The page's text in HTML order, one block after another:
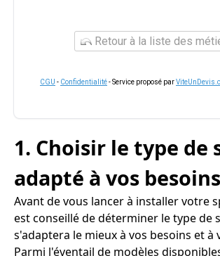
Retour à la liste des
CGU - Confidentialité- Service proposé par
1. Choisir le type de
adapté à vos besoins
Avant de vous lancer à installer votre
est conseillé de déterminer le type de
s'adaptera le mieux à vos besoins et à
Parmi l'éventail de modèles